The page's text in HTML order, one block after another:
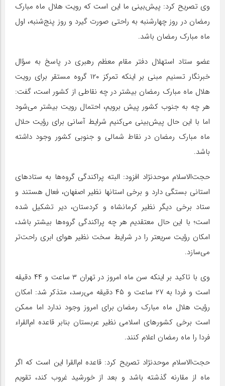
وی تصریح کرد: پیش‌بینی ما این است که رویت هلال ماه مبارک
رمضان در روز چهارشنبه به راحتی صورت گیرد و روز پنج‌شنبه، اول
ماه مبارک رمضان باشد.
عضو ستاد استهلال دفتر مقام معظم رهبری در پاسخ به سؤال
خبرنگار تسنیم مبنی بر اینکه تمرکز ۱۲۰ گروه مستقر برای رویت
هلال ماه مبارک رمضان بیشتر در چه نقاطی از کشور است، گفت:
هر چه به جنوب کشور پیش برویم، احتمال رویت بیشتر می‌شود
اما با این حال پیش‌بینی می‌کنیم شرایط آسانی برای رؤیت حلال
ماه مبارک رمضان در نقاط شمالی و جنوبی کشور وجود داشته
باشد.
حجت‌الاسلام موحدنژاد افزود: البته پراکندگی گروه‌ها به ستادهای
استانی بستگی دارد و برخی استانها نظیر اصفهان، فعال هستند و
ستاد برخی دیگر نظیر کرمانشاه و کردستان، دیر تشکیل شده
است؛ با این حال معتقدیم هر چه پراکندگی گروه‌ها بیشتر باشد،
امکان رؤیت سریعتر را در شرایط سخت نظیر هوای ابری راحت‌تر
می‌سازد.
وی با تاکید بر اینکه سن ماه امروز در تهران ۳ ساعت و ۴۴ دقیقه
است و فردا به ۲۷ ساعت و ۴۵ دقیقه می‌رسد، متذکر شد: امکان
رؤیت هلال ماه مبارک رمضان برای امروز وجود ندارد اما ممکن
است برخی کشورهای اسلامی نظیر عربستان بنابر قاعده ام‌القراء
فردا را ماه رمضان اعلام کنند.
حجت‌الاسلام موحدنژاد تصریح کرد: قاعده ام‌القرا این است که اگر
ماه از مقارنه گذشته باشد و بعد از خورشید غروب کند، تقویم